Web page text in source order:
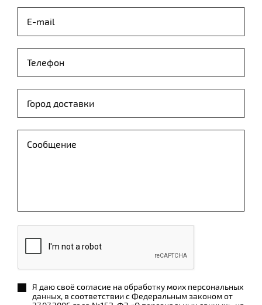
Я даю своё согласие на обработку моих персональных
данных, в соответствии с Федеральным законом от